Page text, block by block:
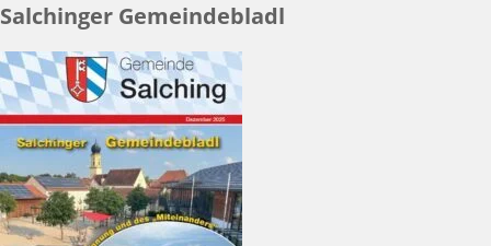
Salchinger Gemeindebladl